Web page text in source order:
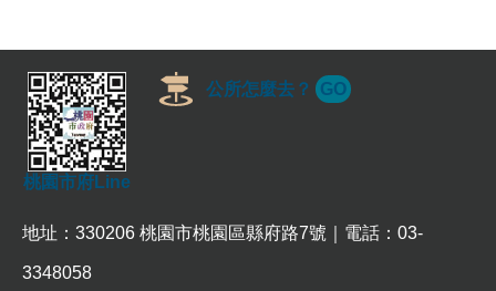
宣
告
網
站
安
全
策
桃園市府Line
公所怎麼去？ GO
地址：330206 桃園市桃園區縣府路7號｜電話：03-
3348058